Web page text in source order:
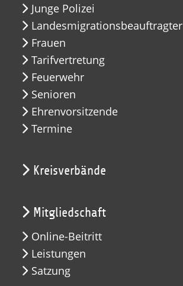
Junge Polizei
Landesmigrationsbeauftragter
Frauen
Tarifvertretung
Feuerwehr
Senioren
Ehrenvorsitzende
Termine
Kreisverbände
Mitgliedschaft
Online-Beitritt
Leistungen
Satzung